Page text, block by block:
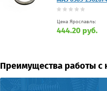
Цена Ярославль:
444.20 руб.
Преимущества работы с